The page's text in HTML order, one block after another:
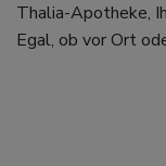
Thalia-Apotheke,
Egal, ob vor Ort